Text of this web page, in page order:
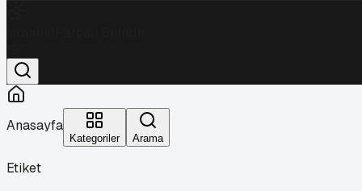
Anasayfa
Kategoriler Arama
Etiket